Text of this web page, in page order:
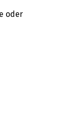
oder